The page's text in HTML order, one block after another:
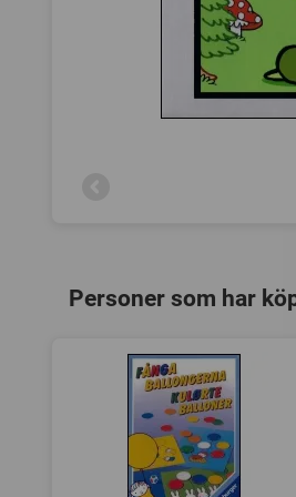
Personer som har